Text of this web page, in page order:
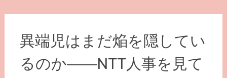
異端児はまだ焔を隠してい
るのか――NTT人事を見て